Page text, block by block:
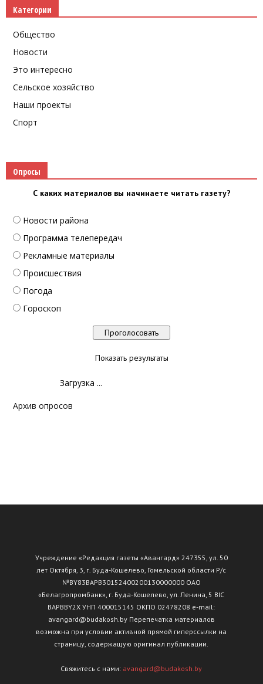
Категории
Общество
Новости
Это интересно
Сельское хозяйство
Наши проекты
Спорт
Опросы
С каких материалов вы начинаете читать газету?
Новости района
Программа телепередач
Рекламные материалы
Происшествия
Погода
Гороскоп
Показать результаты
Загрузка ...
Архив опросов
Учреждение «Редакция газеты «Авангард» 247355, ул. 50
лет Октября, 3, г. Буда-Кошелево, Гомельской области Р/с
№ВY83ВАРВ30152400200130000000 ОАО
«Белагропромбанк», г. Буда-Кошелево, ул. Ленина, 5 BIC
BAPBBY2X УНП 400015145 ОКПО 02478208 e-mail:
avangard@budakosh.by Перепечатка материалов
возможна при условии активной прямой гиперссылки на
страницу, содержащую оригинал публикации.
Свяжитесь с нами: avangard@budakosh.by